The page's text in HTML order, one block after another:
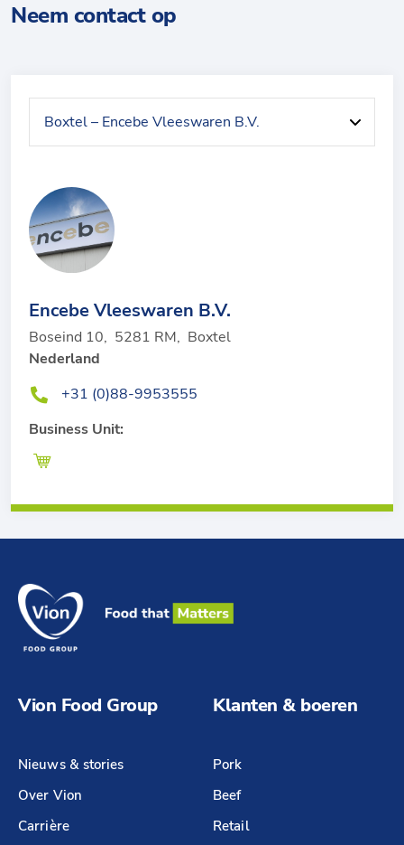
Neem contact op
Encebe Vleeswaren B.V.
Boseind 10, 5281 RM, Boxtel
Nederland
+31 (0)88-9953555
Business Unit:
Vion Food Group
Nieuws & stories
Over Vion
Carrière
Klanten & boeren
Pork
Beef
Retail